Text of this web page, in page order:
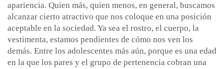
apariencia. Quien más, quien menos, en general, buscamos
alcanzar cierto atractivo que nos coloque en una posición
aceptable en la sociedad. Ya sea el rostro, el cuerpo, la
vestimenta, estamos pendientes de cómo nos ven los
demás. Entre los adolescentes más aún, porque es una edad
en la que los pares y el grupo de pertenencia cobran una